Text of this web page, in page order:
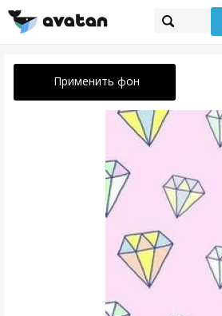
Применить фон